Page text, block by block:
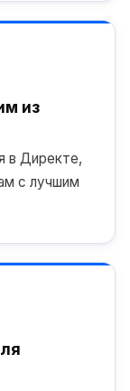
из
в Директе,
с лучшим